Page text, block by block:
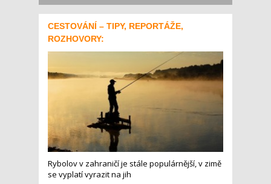
CESTOVÁNÍ – TIPY, REPORTÁŽE,
ROZHOVORY:
Rybolov v zahraničí je stále populárnější, v zimě
se vyplatí vyrazit na jih